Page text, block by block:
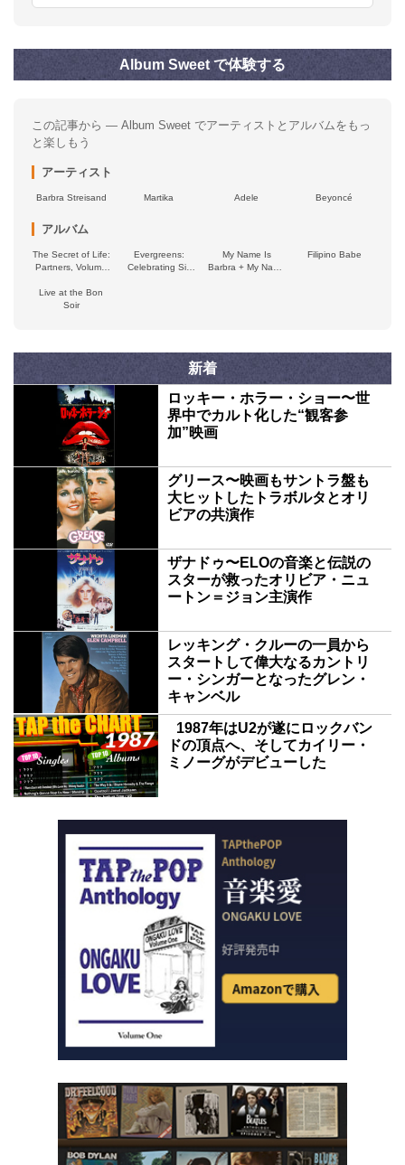
Album Sweet で体験する
この記事から — Album Sweet でアーティストとアルバムをもっ
と楽しもう
アーティスト
Barbra Streisand Martika Adele Beyoncé
アルバム
The Secret of Life:
Partners, Volume
Evergreens:
Celebrating Six
My Name Is
Barbra + My Name
Filipino Babe
Live at the Bon
Soir
新着
ロッキー・ホラー・ショー〜世
界中でカルト化した“観客参
加”映画
グリース〜映画もサントラ盤も
大ヒットしたトラボルタとオリ
ビアの共演作
ザナドゥ〜ELOの音楽と伝説の
スターが救ったオリビア・ニュ
ートン＝ジョン主演作
レッキング・クルーの一員から
スタートして偉大なるカントリ
ー・シンガーとなったグレン・
キャンベル
1987年はU2が遂にロックバン
ドの頂点へ、そしてカイリー・
ミノーグがデビューした